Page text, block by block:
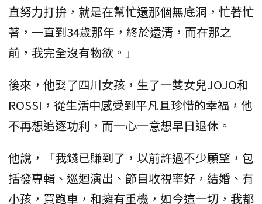
直努力打拚，就是在幫忙還那個無底洞，忙著忙
著，一直到34歲那年，終於還清，而在那之
前，我完全沒有物欲。」
後來，他娶了四川女孩，生了一雙女兒JOJO和
ROSSI，從生活中感受到平凡且珍惜的幸福，他
不再想追逐功利，而一心一意想早日退休。
他說，「我錢已賺到了，以前許過不少願望，包
括發專輯、巡迴演出、節目收視率好，結婚、有
小孩，買跑車，和擁有重機，如今這一切，我都